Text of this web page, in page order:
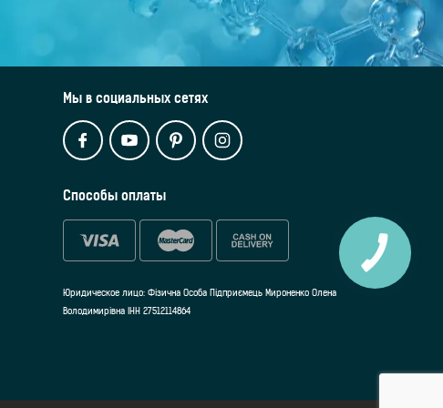
Мы в социальных сетях
Способы оплаты
Юридическое лицо: Фізична Особа Підприємець Мироненко Олена
Володимирівна ІНН 27512114864